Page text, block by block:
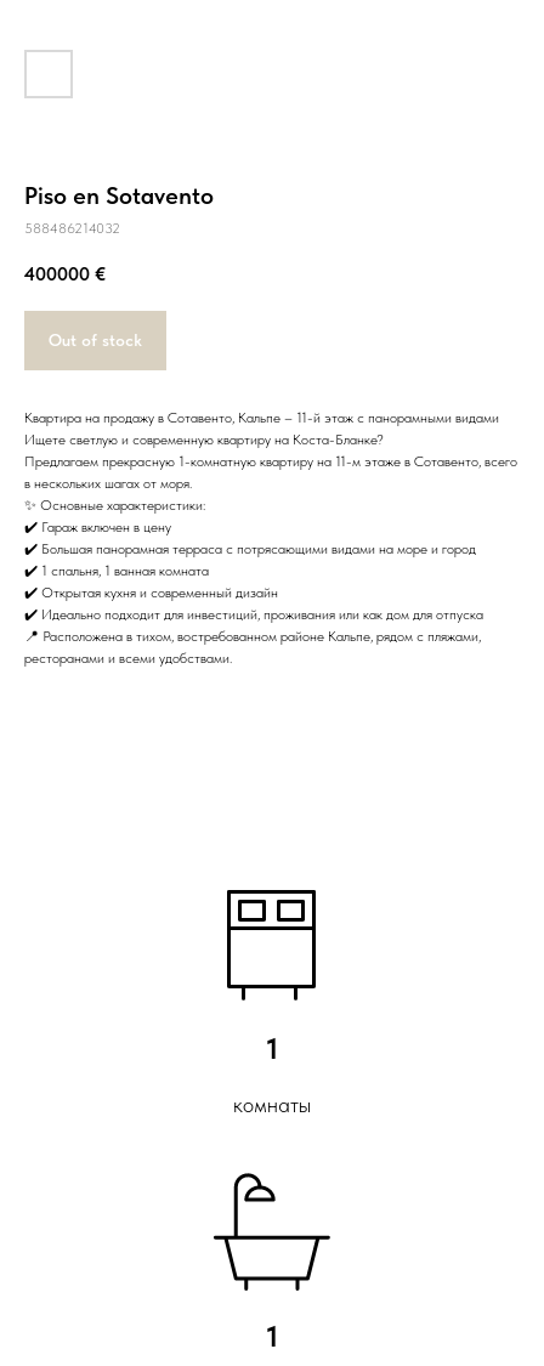
Piso en Sotavento
588486214032
400000 €
Out of stock
Квартира на продажу в Сотавенто, Кальпе – 11-й этаж с панорамными видами
Ищете светлую и современную квартиру на Коста-Бланке?
Предлагаем прекрасную 1-комнатную квартиру на 11-м этаже в Сотавенто, всего
в нескольких шагах от моря.
✨ Основные характеристики:
✔️ Гараж включен в цену
✔️ Большая панорамная терраса с потрясающими видами на море и город
✔️ 1 спальня, 1 ванная комната
✔️ Открытая кухня и современный дизайн
✔️ Идеально подходит для инвестиций, проживания или как дом для отпуска
📍 Расположена в тихом, востребованном районе Кальпе, рядом с пляжами,
ресторанами и всеми удобствами.
1
комнаты
1